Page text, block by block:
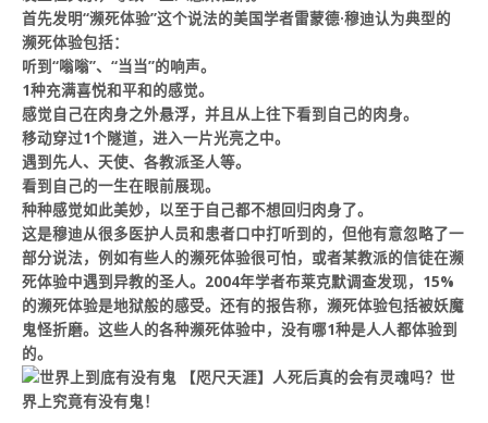
首先发明“濒死体验”这个说法的美国学者雷蒙德·穆迪认为典型的
濒死体验包括：
听到“嗡嗡”、“当当”的响声。
1种充满喜悦和平和的感觉。
感觉自己在肉身之外悬浮，并且从上往下看到自己的肉身。
移动穿过1个隧道，进入一片光亮之中。
遇到先人、天使、各教派圣人等。
看到自己的一生在眼前展现。
种种感觉如此美妙，以至于自己都不想回归肉身了。
这是穆迪从很多医护人员和患者口中打听到的，但他有意忽略了一
部分说法，例如有些人的濒死体验很可怕，或者某教派的信徒在濒
死体验中遇到异教的圣人。2004年学者布莱克默调查发现，15%
的濒死体验是地狱般的感受。还有的报告称，濒死体验包括被妖魔
鬼怪折磨。这些人的各种濒死体验中，没有哪1种是人人都体验到
的。